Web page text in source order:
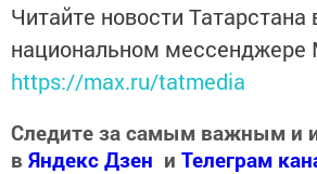
Читайте новости Татарстана
национальном мессенджере
https://max.ru/tatmedia
Следите за самым важным и
в Яндекс Дзен и Телеграм